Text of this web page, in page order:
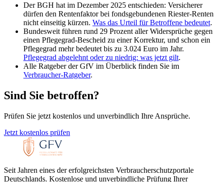
Der BGH hat im Dezember 2025 entschieden: Versicherer
dürfen den Rentenfaktor bei fondsgebundenen Riester-Renten
nicht einseitig kürzen. Was das Urteil für Betroffene bedeutet.
Bundesweit führen rund 29 Prozent aller Widersprüche gegen
einen Pflegegrad-Bescheid zu einer Korrektur, und schon ein
Pflegegrad mehr bedeutet bis zu 3.024 Euro im Jahr.
Pflegegrad abgelehnt oder zu niedrig: was jetzt gilt.
Alle Ratgeber der GfV im Überblick finden Sie im
Verbraucher-Ratgeber.
Sind Sie betroffen?
Prüfen Sie jetzt kostenlos und unverbindlich Ihre Ansprüche.
Jetzt kostenlos prüfen
Seit Jahren eines der erfolgreichsten Verbraucherschutzportale
Deutschlands. Kostenlose und unverbindliche Prüfung Ihrer